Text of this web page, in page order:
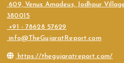
609, Venus Amadeus, Jodhpur
380015
+91 - 78628 57629
info@TheGujaratReport.com
https://thegujaratreport.com/